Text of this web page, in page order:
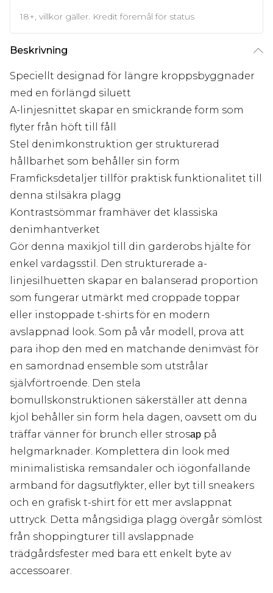
18+, villkor gäller. Kredit föremål för status
Beskrivning
Speciellt designad för längre kroppsbyggnader
med en förlängd siluett
A-linjesnittet skapar en smickrande form som
flyter från höft till fåll
Stel denimkonstruktion ger strukturerad
hållbarhet som behåller sin form
Framficksdetaljer tillför praktisk funktionalitet till
denna stilsäkra plagg
Kontrastsömmar framhäver det klassiska
denimhantverket
Gör denna maxikjol till din garderobs hjälte för
enkel vardagsstil. Den strukturerade a-
linjesilhuetten skapar en balanserad proportion
som fungerar utmärkt med croppade toppar
eller instoppade t-shirts för en modern
avslappnad look. Som på vår modell, prova att
para ihop den med en matchande denimväst för
en samordnad ensemble som utstrålar
självförtroende. Den stela
bomullskonstruktionen säkerställer att denna
kjol behåller sin form hela dagen, oavsett om du
träffar vänner för brunch eller strosар på
helgmarknader. Komplettera din look med
minimalistiska remsandaler och iögonfallande
armband för dagsutflykter, eller byt till sneakers
och en grafisk t-shirt för ett mer avslappnat
uttryck. Detta mångsidiga plagg övergår sömlöst
från shoppingturer till avslappnade
trädgårdsfester med bara ett enkelt byte av
accessoarer.